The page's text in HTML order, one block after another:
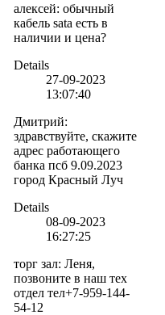
алексей: обычный
кабель sata есть в
наличии и цена?
Details
27-09-2023
13:07:40
Дмитрий:
здравствуйте, скажите
адрес работающего
банка псб 9.09.2023
город Красный Луч
Details
08-09-2023
16:27:25
торг зал: Леня,
позвоните в наш тех
отдел тел+7-959-144-
54-12